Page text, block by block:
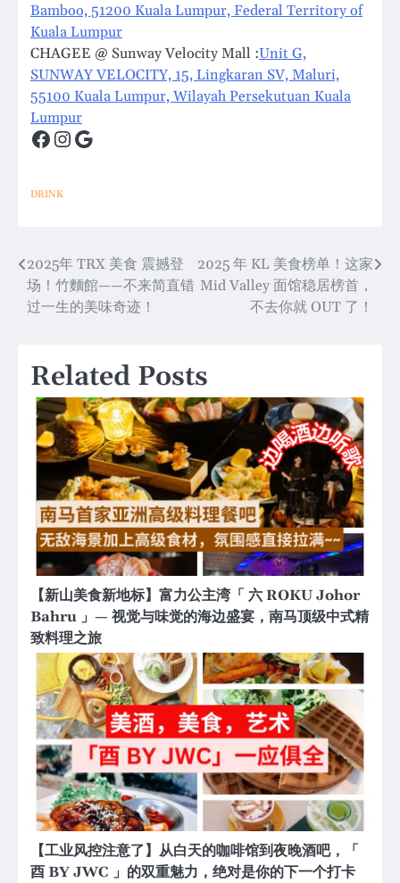
Bamboo, 51200 Kuala Lumpur, Federal Territory of
Kuala Lumpur
CHAGEE @ Sunway Velocity Mall :Unit G,
SUNWAY VELOCITY, 15, Lingkaran SV, Maluri,
55100 Kuala Lumpur, Wilayah Persekutuan Kuala
Lumpur
Facebook
Instagram
Google
DRINK
Post
navigation
2025年 TRX 美食 震撼登
场！竹麵館——不来简直错
过一生的美味奇迹！
2025 年 KL 美食榜单！这家
Mid Valley 面馆稳居榜首，
不去你就 OUT 了！
Related Posts
【新山美食新地标】富力公主湾「 六 ROKU Johor
Bahru 」— 视觉与味觉的海边盛宴，南马顶级中式精
致料理之旅
【工业风控注意了】从白天的咖啡馆到夜晚酒吧，「
酉 BY JWC 」的双重魅力，绝对是你的下一个打卡